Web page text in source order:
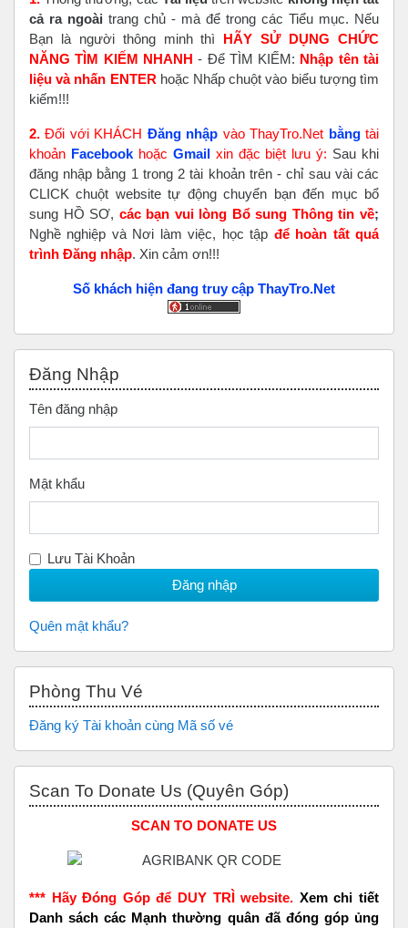
cả ra ngoài trang chủ - mà để trong các Tiểu mục. Nếu
Bạn là người thông minh thì HÃY SỬ DỤNG CHỨC
NĂNG TÌM KIẾM NHANH - Để TÌM KIẾM: Nhập tên tài
liệu và nhấn ENTER hoặc Nhấp chuột vào biểu tượng tìm
kiếm!!!
2. Đối với KHÁCH Đăng nhập vào ThayTro.Net bằngtài
khoản Facebook hoặc Gmailxin đặc biệt lưu ý: Sau khi
đăng nhập bằng 1 trong 2 tài khoản trên - chỉ sau vài các
CLICK chuột website tự động chuyển bạn đến mục bổ
sung HỒ SƠ, các bạn vui lòng Bổ sung Thông tin về;
Nghề nghiệp và Nơi làm việc, học tập để hoàn tấtquá
trình Đăng nhập. Xin cảm ơn!!!
Số khách hiện đang truy cập ThayTro.Net
Đăng Nhập
Tên đăng nhập
Mật khẩu
Lưu Tài Khoản
Quên mật khẩu?
Phòng Thu Vé
Đăng ký Tài khoản cùng Mã số vé
Scan To Donate Us (Quyên Góp)
SCAN TO DONATE US
*** Hãy Đóng Góp để DUY TRÌ website. Xem chi tiết
Danh sách các Mạnh thường quân đã đóng góp ủng